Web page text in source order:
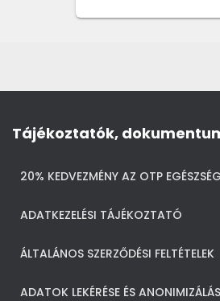
Tájékoztatók,
20% KEDVEZMÉNY AZ OTP
ADATKEZELÉSI TÁJÉKOZTATÓ
ÁLTALÁNOS SZERZŐDÉSI FELTÉTELEK
ADATOK LEKÉRÉSE ÉS